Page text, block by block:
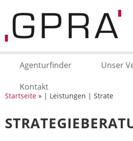
Agenturfinder Unser
Kontakt
Startseite » | Leistungen | Strate